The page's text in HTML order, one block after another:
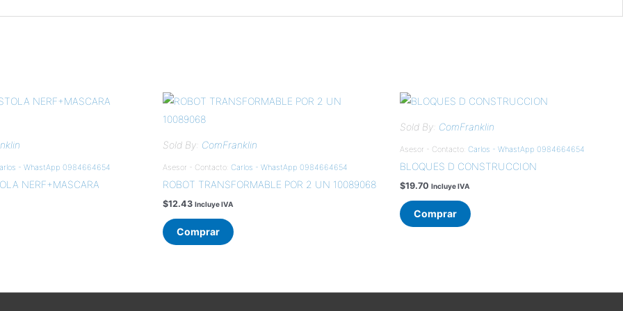
- WhastApp 0984664654
NERF+MASCARA
Sold By: ComFranklin
Asesor - Contacto: Carlos - WhastApp 0984664654
ROBOT TRANSFORMABLE POR 2 UN 10089068
$12.43 Incluye IVA
Comprar
Sold By: ComFranklin
Asesor - Contacto: Carlos - WhastApp 0984664654
BLOQUES D CONSTRUCCION
$19.70 Incluye IVA
Comprar